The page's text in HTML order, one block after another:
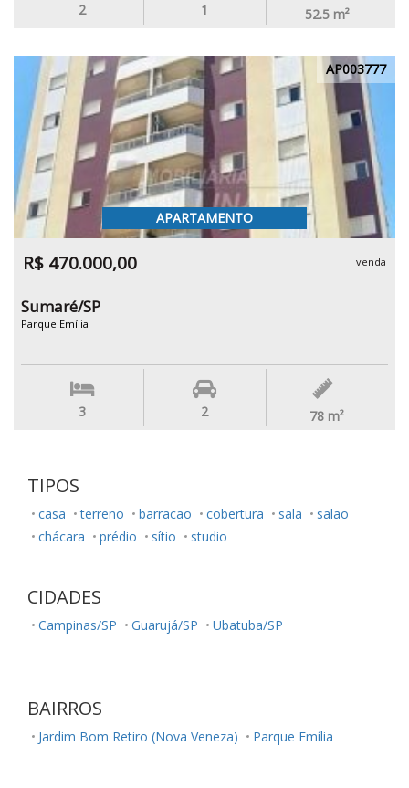
2 1 52.5 m²
AP003777
APARTAMENTO
R$ 470.000,00 venda
Sumaré/SP
Parque Emília
3 2 78 m²
TIPOS
casa terreno barracão cobertura sala
salão
chácara
prédio sítio studio
CIDADES
Campinas/SP Guarujá/SP Ubatuba/SP
BAIRROS
Jardim Bom Retiro (Nova Veneza) Parque Emília